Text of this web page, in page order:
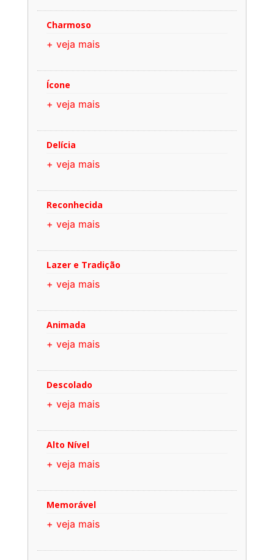
Charmoso
+ veja mais
Ícone
+ veja mais
Delícia
+ veja mais
Reconhecida
+ veja mais
Lazer e Tradição
+ veja mais
Animada
+ veja mais
Descolado
+ veja mais
Alto Nível
+ veja mais
Memorável
+ veja mais